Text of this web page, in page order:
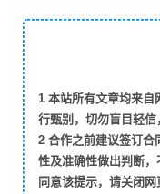
1本站所有文章均来自
行甄别，切勿盲目轻信
2合作之前建议签订合
性及准确性做出判断
同意该提示，请关闭